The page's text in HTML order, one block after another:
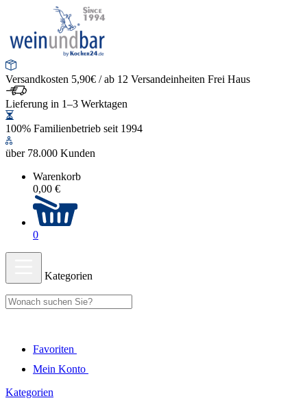
Versandkosten 5,90€ / ab 12 Versandeinheiten Frei Haus
Lieferung in 1–3 Werktagen
100% Familienbetrieb seit 1994
über 78.000 Kunden
Warenkorb
0,00 €
0
Kategorien
Favoriten
Mein Konto
Kategorien